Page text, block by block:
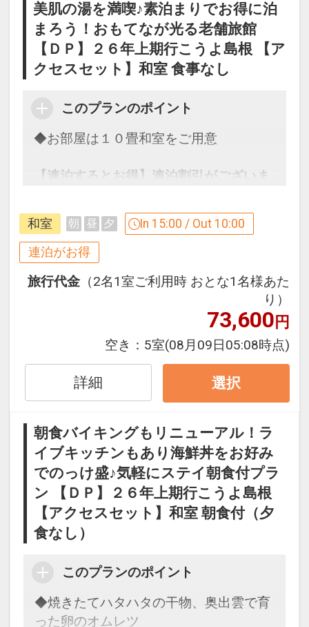
美肌の湯を満喫♪素泊まりでお得に泊
まろう！おもてなが光る老舗旅館
【ＤＰ】２６年上期行こうよ島根 【ア
クセスセット】和室 食事なし
このプランのポイント
◆お部屋は１０畳和室をご用意
【連泊するとお得】連泊割引がございま
連泊の場合、
１泊目より１泊につきおひとり様おとな
１，０００円引、こどもＡ ５００円引
※5/2～4、8/13～15、9/19～21は適用
※割引適用後のご旅行代金は、カレンダ
ーからお進みいただいた後表示される
「空室照会結果確認画面」でご確認くだ
※宿泊期間中すべての日において人数・
一であることが割引適用の条件となりま
す。
大浴場「月照の湯」のご案内
・大浴場【入浴時間５：００～９：００
／１５：００～２４：００】
ジー・サウナがございます。
ー＆コンディショナー 〉がございます。
和室 朝 昼 夕 In 15:00 / Out 10:00
連泊がお得
旅行代金 （2名1室ご利用時 おとな1名様あた
り）
73,600円
空き： 5室(08月09日05:08時点)
詳細 選択
朝食バイキングもリニューアル！ラ
イブキッチンもあり海鮮丼をお好み
でのっけ盛♪気軽にステイ朝食付プラ
ン 【ＤＰ】２６年上期行こうよ島根
【アクセスセット】和室 朝食付（夕
食なし）
このプランのポイント
◆焼きたてハタハタの干物、奥出雲で育
った卵のオムレツ